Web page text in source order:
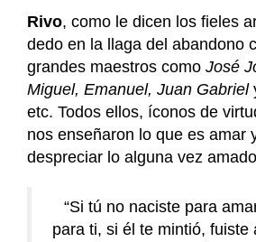
Rivo, como le dicen los fieles
dedo en la llaga del abandono
grandes maestros como José
Miguel, Emanuel, Juan Gabriel
etc. Todos ellos, íconos de
nos enseñaron lo que es amar
despreciar lo alguna vez
“Si tú no naciste para
para ti, si él te mintió, fuiste